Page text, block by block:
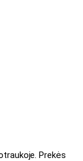
Prekės